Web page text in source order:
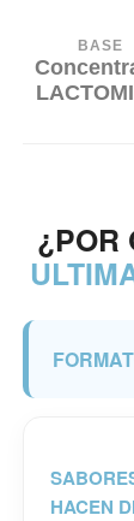
BASE
¿POR
HACEN